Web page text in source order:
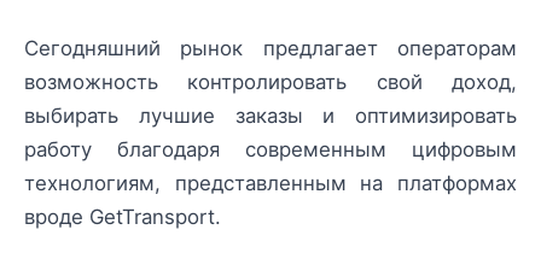
Сегодняшний рынок предлагает операторам
возможность контролировать свой доход,
выбирать лучшие заказы и оптимизировать
работу благодаря современным цифровым
технологиям, представленным на платформах
вроде GetTransport.